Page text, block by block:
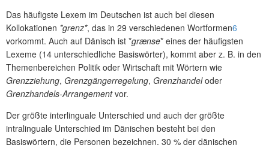
Das häufigste Lexem im Deutschen ist auch bei diesen
Kollokationen *grenz*, das in 29 verschiedenen Wortformen6
vorkommt. Auch auf Dänisch ist *grænse* eines der häufigsten
Lexeme (14 unterschiedliche Basiswörter), kommt aber z. B. in den
Themenbereichen Politik oder Wirtschaft mit Wörtern wie
Grenzziehung, Grenzgängerregelung, Grenzhandeloder
Grenzhandels-Arrangementvor.
Der größte interlinguale Unterschied und auch der größte
intralinguale Unterschied im Dänischen besteht bei den
Basiswörtern, die Personen bezeichnen. 30 % der dänischen